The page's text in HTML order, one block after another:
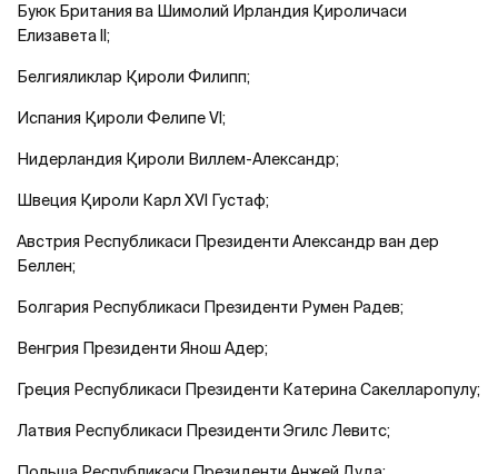
Буюк Британия ва Шимолий Ирландия Қироличаси
Елизавета II;
Белгияликлар Қироли Филипп;
Испания Қироли Фелипе VI;
Нидерландия Қироли Виллем-Александр;
Швеция Қироли Карл XVI Густаф;
Австрия Республикаси Президенти Александр ван дер
Беллен;
Болгария Республикаси Президенти Румен Радев;
Венгрия Президенти Янош Адер;
Греция Республикаси Президенти Катерина Сакелларопулу;
Латвия Республикаси Президенти Эгилс Левитс;